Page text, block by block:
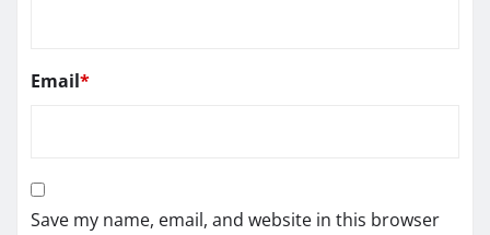
Email*
Save my name, email, and website in this browser